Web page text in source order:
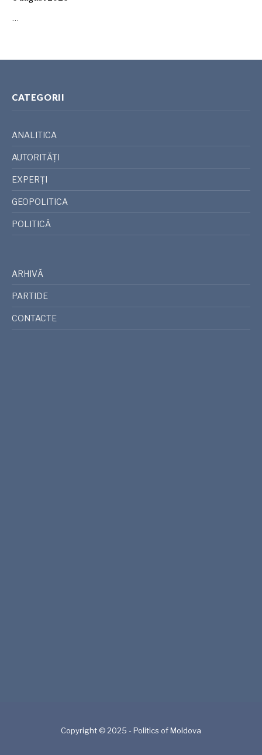
…
CATEGORII
ANALITICA
AUTORITĂȚI
EXPERȚI
GEOPOLITICA
POLITICĂ
ARHIVĂ
PARTIDE
CONTACTE
Copyright © 2025 - Politics of Moldova